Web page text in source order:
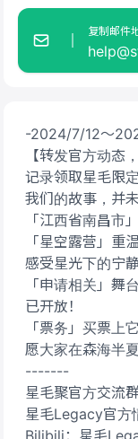
-2024/7/12～
【转发官方动态
记录领取星毛限
我们的故事，并
「江西省南昌市
「星空露营」重
感受星光下的宁
「申请相关」舞
已开放！
「票务」买票上
愿大家在森海半
-------
星毛聚官方交流
星毛Legacy官
Bilibili：星毛
复制邮件